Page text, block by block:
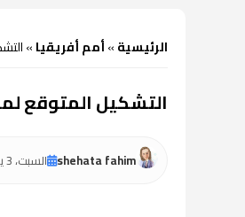
الرئيسية»أمم أفريقيا»
التشكيل المتوقع لمباراة
shehata fahim السبت، 3 يناير 2026